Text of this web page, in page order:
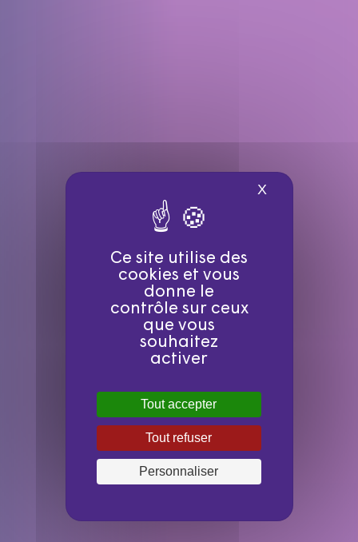
Ce site utilise des
cookies et vous
donne le
contrôle sur ceux
que vous
souhaitez
activer
Tout accepter
Tout refuser
Personnaliser
XMasquer le